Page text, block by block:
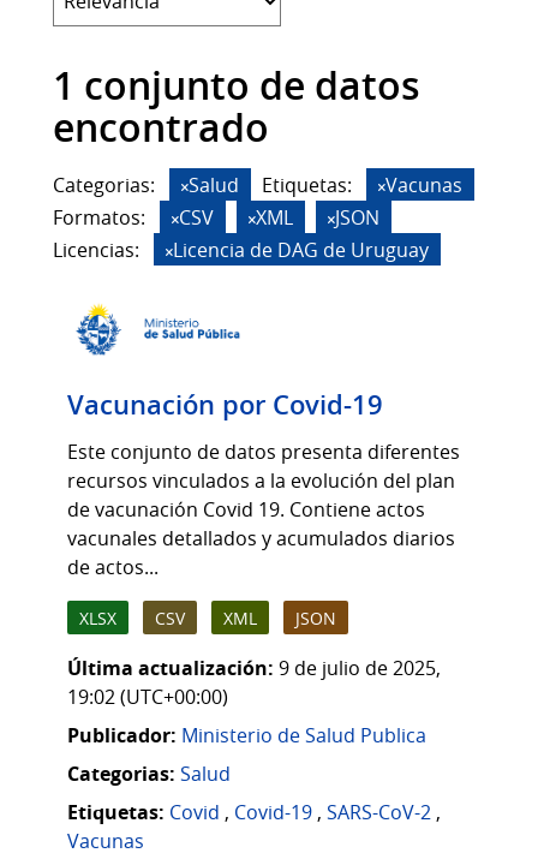
1 conjunto de datos
encontrado
Categorias: Salud Etiquetas:
Vacunas
Formatos:
CSV XML
JSON
Licencias:
Licencia de DAG de Uruguay
Vacunación por Covid-19
Este conjunto de datos presenta diferentes
recursos vinculados a la evolución del plan
de vacunación Covid 19. Contiene actos
vacunales detallados y acumulados diarios
de actos...
XLSX CSV XML JSON
Última actualización: 9 de julio de 2025,
19:02 (UTC+00:00)
Publicador: Ministerio de Salud Publica
Categorias: Salud
Etiquetas: Covid , Covid-19 , SARS-CoV-2 ,
Vacunas